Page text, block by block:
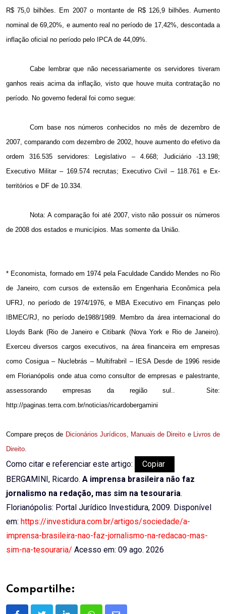
R$ 75,0 bilhões. Em 2007 o montante de R$ 126,9 bilhões. Aumento
nominal de 69,20%, e aumento real no período de 17,42%, descontada a
inflação oficial no período pelo IPCA de 44,09%.
Cabe lembrar que não necessariamente os servidores tiveram
ganhos reais acima da inflação, visto que houve muita contratação no
período. No governo federal foi como segue:
Com base nos números conhecidos no mês de dezembro de
2007, comparando com dezembro de 2002, houve aumento do efetivo da
ordem 316.535 servidores: Legislativo – 4.668; Judiciário -13.198;
Executivo Militar – 169.574 recrutas; Executivo Civil – 118.761 e Ex-
territórios e DF de 10.334.
Nota: A comparação foi até 2007, visto não possuir os números
de 2008 dos estados e municípios. Mas somente da União.
* Economista, formado em 1974 pela Faculdade Candido Mendes no Rio
de Janeiro, com cursos de extensão em Engenharia Econômica pela
UFRJ, no período de 1974/1976, e MBA Executivo em Finanças pelo
IBMEC/RJ, no período de1988/1989. Membro da área internacional do
Lloyds Bank (Rio de Janeiro e Citibank (Nova York e Rio de Janeiro).
Exerceu diversos cargos executivos, na área financeira em empresas
como Cosigua – Nuclebrás – Multifrabril – IESA Desde de 1996 reside
em Florianópolis onde atua como consultor de empresas e palestrante,
assessorando empresas da região sul..
Site:
http://paginas.terra.com.br/noticias/ricardobergamini
Compare preços de Dicionários Jurídicos, Manuais de Direito e Livros de
Direito.
Como citar e referenciar este artigo:
Copiar
BERGAMINI, Ricardo. A imprensa brasileira não faz
jornalismo na redação, mas sim na tesouraria.
Florianópolis: Portal Jurídico Investidura, 2009. Disponível
em: https://investidura.com.br/artigos/sociedade/a-
imprensa-brasileira-nao-faz-jornalismo-na-redacao-mas-
sim-na-tesouraria/ Acesso em: 09 ago. 2026
Compartilhe: